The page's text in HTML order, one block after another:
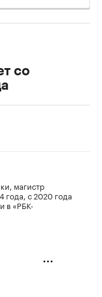
со
магистр
года, с 2020 года
в «РБК-